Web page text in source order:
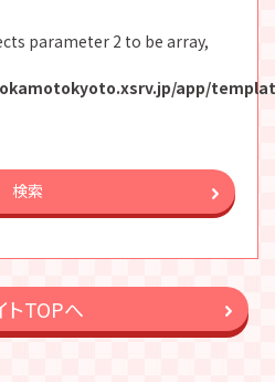
parameter 2 to be array,
app/
検索
トTOPへ